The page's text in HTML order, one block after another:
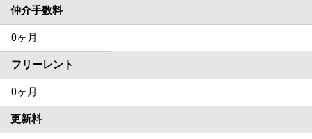
仲介手数料
0ヶ月
フリーレント
0ヶ月
更新料